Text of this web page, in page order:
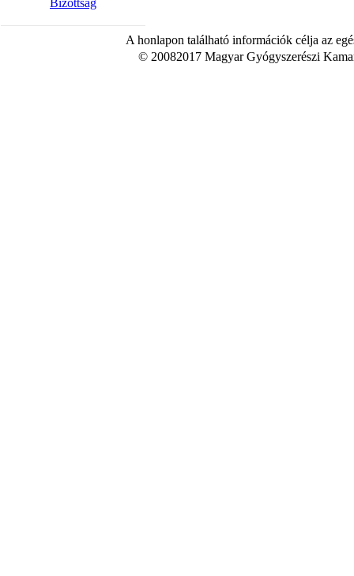
A honlapon található információk célja az
© 20082017 Magyar Gyógyszerészi